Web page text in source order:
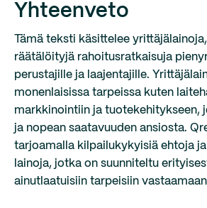
Yhteenveto
Tämä teksti käsittelee
räätälöityjä rahoitusratkaisuja
perustajille ja laajentajille.
monenlaisissa tarpeissa kuten
markkinointiin ja tuotekehitykseen,
ja nopean saatavuuden ansiosta.
tarjoamalla kilpailukykyisiä ehtoja
lainoja, jotka on suunniteltu
ainutlaatuisiin tarpeisiin